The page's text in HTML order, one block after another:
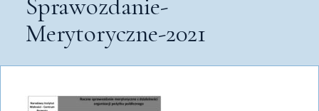
Merytoryczne-2021